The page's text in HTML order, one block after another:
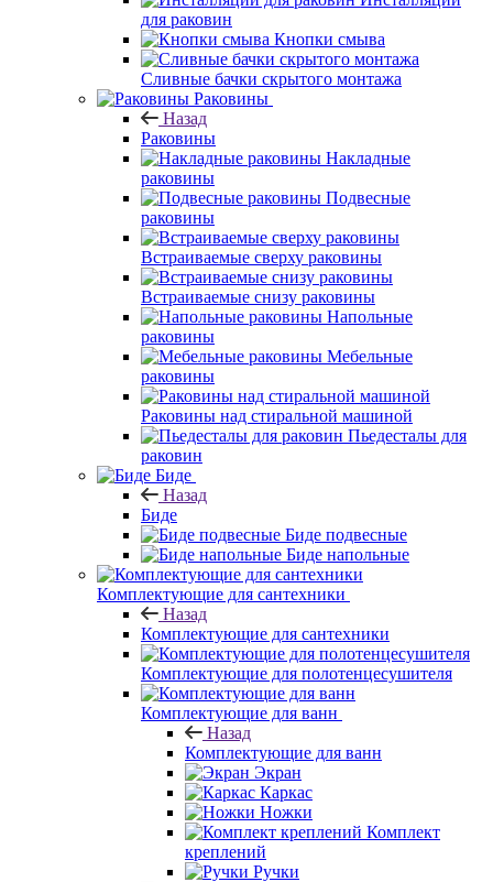
для раковин
Кнопки смыва
Сливные бачки скрытого монтажа
Раковины
Назад
Раковины
Накладные
раковины
Подвесные
раковины
Встраиваемые сверху раковины
Встраиваемые снизу раковины
Напольные
раковины
Мебельные
раковины
Раковины над стиральной машиной
Пьедесталы для
раковин
Биде
Назад
Биде
Биде подвесные
Биде напольные
Комплектующие для сантехники
Назад
Комплектующие для сантехники
Комплектующие для полотенцесушителя
Комплектующие для ванн
Назад
Комплектующие для ванн
Экран
Каркас
Ножки
Комплект
креплений
Ручки